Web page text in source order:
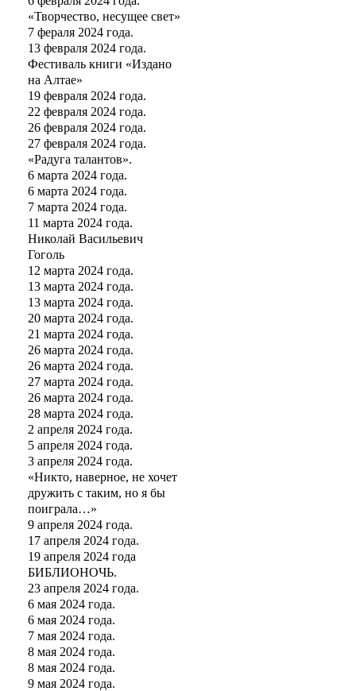
«Творчество, несущее свет»
7 фераля 2024 года.
13 февраля 2024 года.
Фестиваль книги «Издано
на Алтае»
19 февраля 2024 года.
22 февраля 2024 года.
26 февраля 2024 года.
27 февраля 2024 года.
«Радуга талантов».
6 марта 2024 года.
6 марта 2024 года.
7 марта 2024 года.
11 марта 2024 года.
Николай Васильевич
Гоголь
12 марта 2024 года.
13 марта 2024 года.
13 марта 2024 года.
20 марта 2024 года.
21 марта 2024 года.
26 марта 2024 года.
26 марта 2024 года.
27 марта 2024 года.
26 марта 2024 года.
28 марта 2024 года.
2 апреля 2024 года.
5 апреля 2024 года.
3 апреля 2024 года.
«Никто, наверное, не хочет
дружить с таким, но я бы
поиграла…»
9 апреля 2024 года.
17 апреля 2024 года.
19 апреля 2024 года
БИБЛИОНОЧЬ.
23 апреля 2024 года.
6 мая 2024 года.
6 мая 2024 года.
7 мая 2024 года.
8 мая 2024 года.
8 мая 2024 года.
9 мая 2024 года.